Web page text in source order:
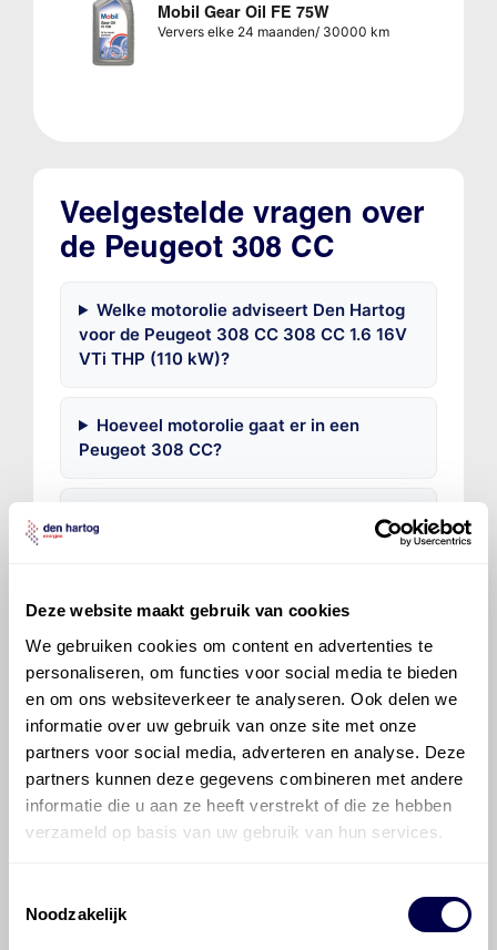
Deze website maakt gebruik van cookies
We gebruiken cookies om content en advertenties te
personaliseren, om functies voor social media te bieden
en om ons websiteverkeer te analyseren. Ook delen we
informatie over uw gebruik van onze site met onze
partners voor social media, adverteren en analyse. Deze
partners kunnen deze gegevens combineren met andere
informatie die u aan ze heeft verstrekt of die ze hebben
verzameld op basis van uw gebruik van hun services.
Noodzakelijk
Mobil Gear Oil FE 75W
Ververs elke 24 maanden/ 30000 km
Veelgestelde vragen over
de Peugeot 308 CC
Welke motorolie adviseert Den Hartog
voor de Peugeot 308 CC 308 CC 1.6 16V
VTi THP (110 kW)?
Hoeveel motorolie gaat er in een
Peugeot 308 CC?
Hoe vaak moet de motorolie ververst
worden bij een Peugeot 308 CC?
Voor welke onderdelen van de Peugeot
©OlyslagerAlle rechten voorbehouden. Deze
informatie mag noch geheel noch gedeeltelijk worden
voorafgaande schriftelijke toestemming van Olyslager
Organisation B.V. Hoewel alles in het werk is gesteld